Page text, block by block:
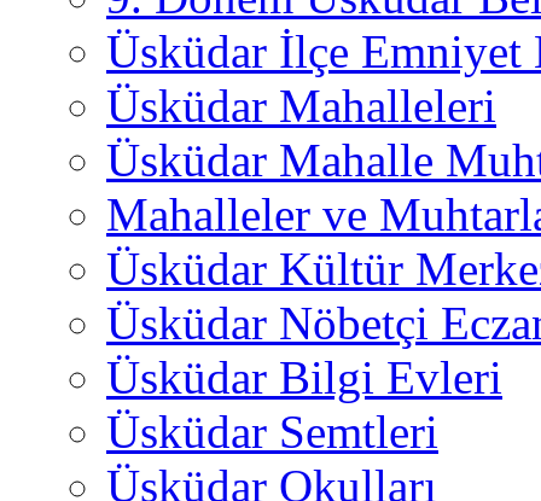
Üsküdar İlçe
Üsküdar Mahalleleri
Üsküdar Mahalle
Mahalleler ve
Üsküdar Kültür
Üsküdar Nöbetçi
Üsküdar Bilgi Evleri
Üsküdar Semtleri
Üsküdar Okulları